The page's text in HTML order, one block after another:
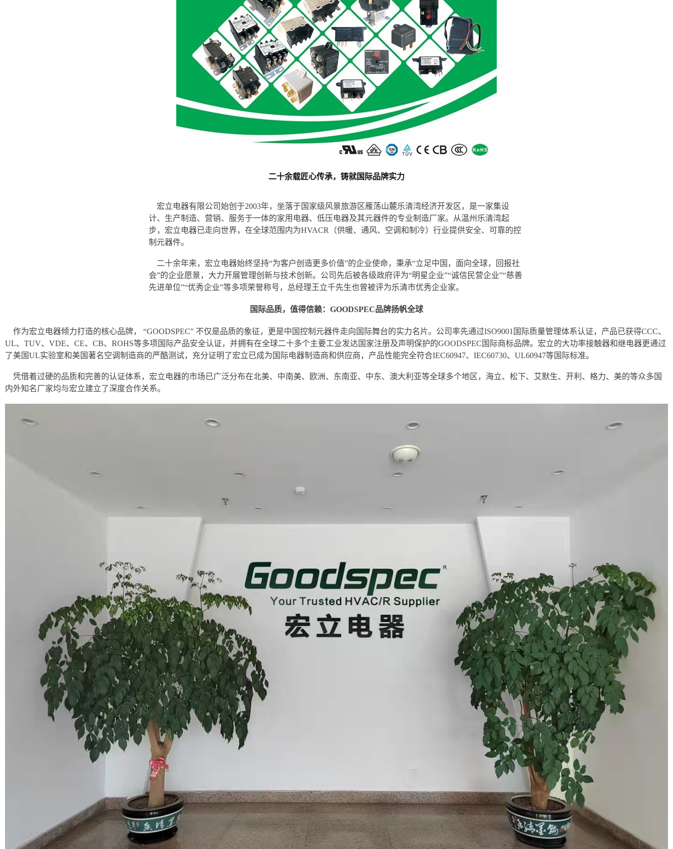
二十余载匠心传承，铸就国际品牌实力
宏立电器有限公司始创于2003年，坐落于国家级风景旅游区雁荡山麓乐清湾经济开发区，是一家集设
计、生产制造、营销、服务于一体的家用电器、低压电器及其元器件的专业制造厂家。从温州乐清湾起
步，宏立电器已走向世界，在全球范围内为HVACR（供暖、通风、空调和制冷）行业提供安全、可靠的控
制元器件。
二十余年来，宏立电器始终坚持“为客户创造更多价值”的企业使命，秉承“立足中国，面向全球，回报社
会”的企业愿景，大力开展管理创新与技术创新。公司先后被各级政府评为“明星企业”“诚信民营企业”“慈善
先进单位”“优秀企业”等多项荣誉称号，总经理王立千先生也曾被评为乐清市优秀企业家。
国际品质，值得信赖：GOODSPEC品牌扬帆全球
作为宏立电器倾力打造的核心品牌， “GOODSPEC” 不仅是品质的象征，更是中国控制元器件走向国际舞台的实力名片。公司率先通过ISO9001国际质量管理体系认证，产品已获得CCC、
UL、TUV、VDE、CE、CB、ROHS等多项国际产品安全认证，并拥有在全球二十多个主要工业发达国家注册及声明保护的GOODSPEC国际商标品牌。宏立的大功率接触器和继电器更通过
了美国UL实验室和美国著名空调制造商的严酷测试，充分证明了宏立已成为国际电器制造商和供应商，产品性能完全符合IEC60947、IEC60730、UL60947等国际标准。
凭借着过硬的品质和完善的认证体系，宏立电器的市场已广泛分布在北美、中南美、欧洲、东南亚、中东、澳大利亚等全球多个地区，海立、松下、艾默生、开利、格力、美的等众多国
内外知名厂家均与宏立建立了深度合作关系。